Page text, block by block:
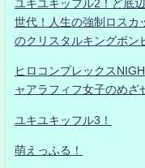
ユキユキッフル2！ど底
世代！人生の強制ロスカ
のクリスタルキングボン
ヒロコンプレックス
ャアラフィフ女子のめざ
ユキユキッフル3！
萌えっふる！